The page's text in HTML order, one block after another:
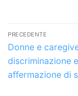
Navigazione
articoli
PRECEDENTE
Articolo
precedente:
Donne e
discriminazione e
affermazione di